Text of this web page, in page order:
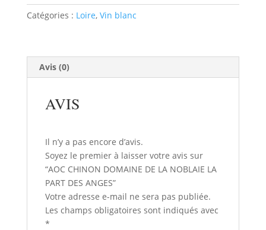
PART
ANGES
Catégories : Loire, Vin blanc
Avis (0)
AVIS
Il n’y a pas encore d’avis.
Soyez le premier à laisser votre avis sur
“AOC CHINON DOMAINE DE LA NOBLAIE LA
PART DES ANGES”
Votre adresse e-mail ne sera pas publiée.
Les champs obligatoires sont indiqués avec
*